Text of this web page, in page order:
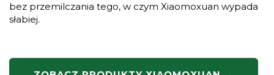
bez przemilczania tego, w czym Xiaomoxuan wypada
słabiej.